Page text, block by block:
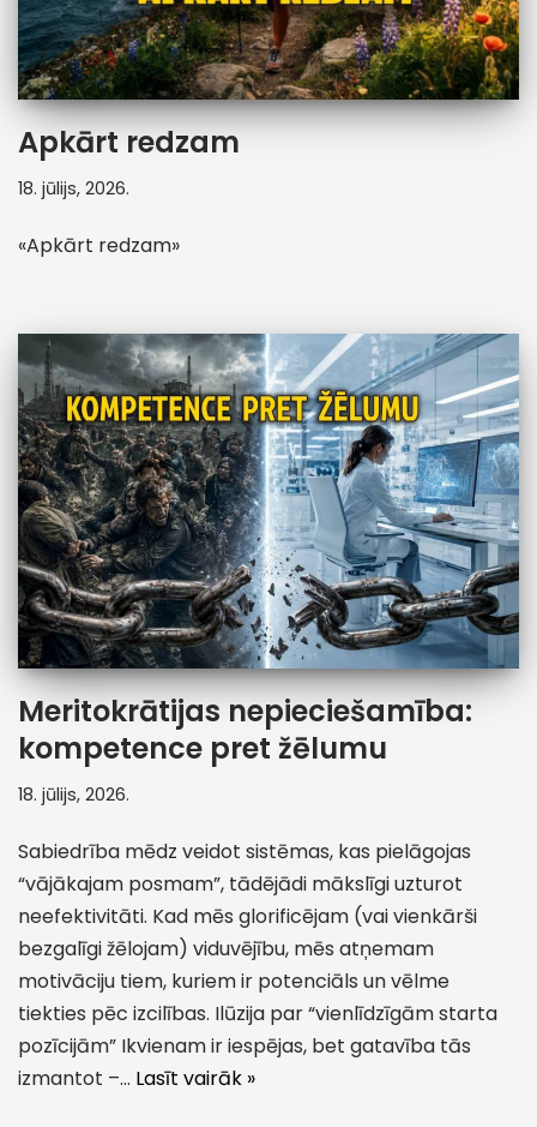
Apkārt redzam
18. jūlijs, 2026.
«Apkārt redzam»
Meritokrātijas nepieciešamība:
kompetence pret žēlumu
18. jūlijs, 2026.
Sabiedrība mēdz veidot sistēmas, kas pielāgojas
“vājākajam posmam”, tādējādi mākslīgi uzturot
neefektivitāti. Kad mēs glorificējam (vai vienkārši
bezgalīgi žēlojam) viduvējību, mēs atņemam
motivāciju tiem, kuriem ir potenciāls un vēlme
tiekties pēc izcilības. Ilūzija par “vienlīdzīgām starta
pozīcijām” Ikvienam ir iespējas, bet gatavība tās
izmantot –… Lasīt vairāk »